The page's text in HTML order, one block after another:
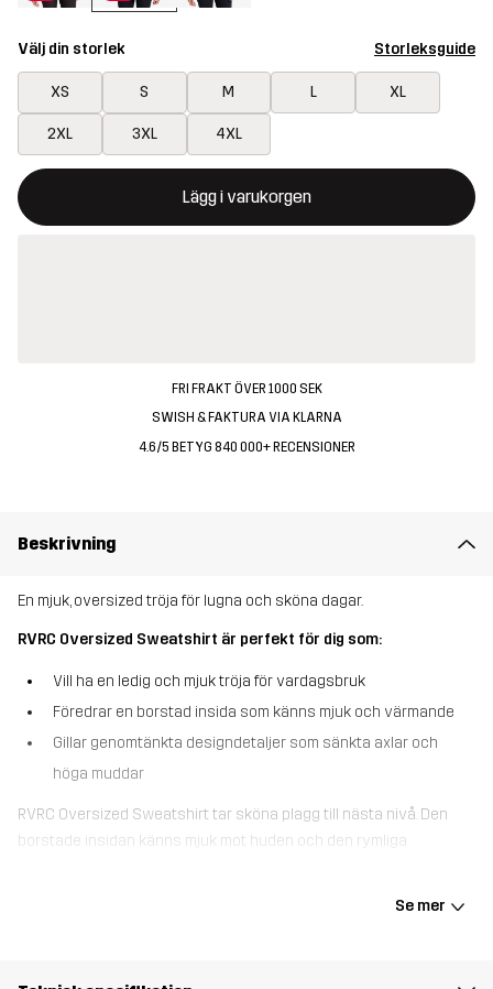
Välj din storlek Storleksguide
XS S M L XL
2XL 3XL 4XL
Lägg i varukorgen
Denna knapp kommer att öppna en modal som bekräftar en ny
{{size}} inte tillgänglig
FRI FRAKT ÖVER 1000 SEK
SWISH & FAKTURA VIA KLARNA
4.6/5 BETYG 840 000+ RECENSIONER
Beskrivning
En mjuk, oversized tröja för lugna och sköna dagar.
RVRC Oversized Sweatshirt är perfekt för dig som:
Vill ha en ledig och mjuk tröja för vardagsbruk
Föredrar en borstad insida som känns mjuk och värmande
Gillar genomtänkta designdetaljer som sänkta axlar och
höga muddar
RVRC Oversized Sweatshirt tar sköna plagg till nästa nivå. Den
borstade insidan känns mjuk mot huden och den rymliga
Se mer